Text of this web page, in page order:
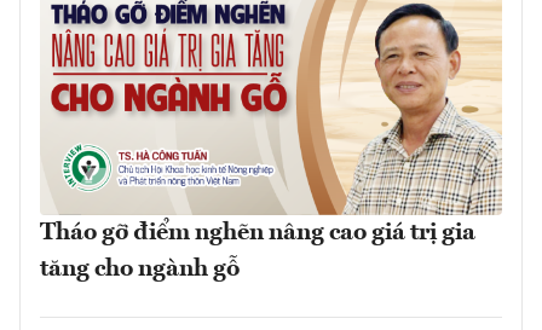
Tháo gỡ điểm nghẽn nâng cao giá trị gia
tăng cho ngành gỗ